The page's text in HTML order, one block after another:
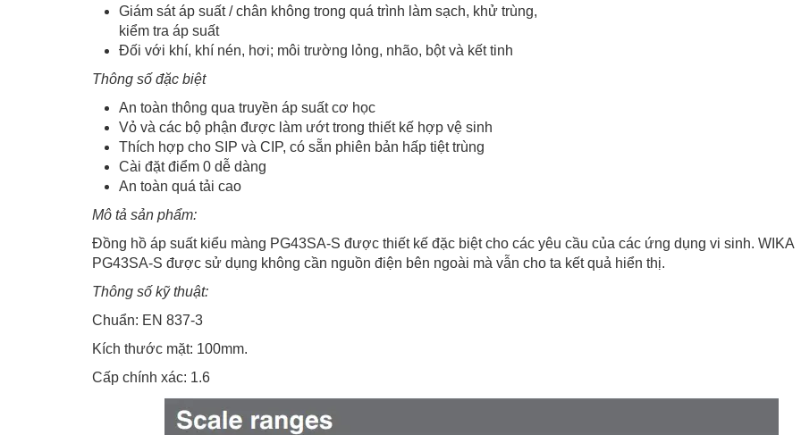
Giám sát áp suất / chân không trong quá trình làm sạch, khử trùng,
kiểm tra áp suất
Đối với khí, khí nén, hơi; môi trường lỏng, nhão, bột và kết tinh
Thông số đặc biệt
An toàn thông qua truyền áp suất cơ học
Vỏ và các bộ phận được làm ướt trong thiết kế hợp vệ sinh
Thích hợp cho SIP và CIP, có sẵn phiên bản hấp tiệt trùng
Cài đặt điểm 0 dễ dàng
An toàn quá tải cao
Mô tả sản phẩm:
Đồng hồ áp suất kiểu màng PG43SA-S được thiết kế đặc biệt cho các yêu cầu của các ứng dụng vi sinh. WIKA
PG43SA-S được sử dụng không cần nguồn điện bên ngoài mà vẫn cho ta kết quả hiển thị.
Thông số kỹ thuật:
Chuẩn: EN 837-3
Kích thước mặt: 100mm.
Cấp chính xác: 1.6